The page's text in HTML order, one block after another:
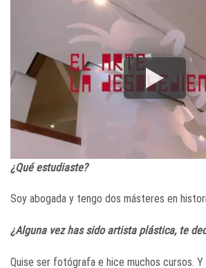
¿Qué estudiaste?
Soy abogada y tengo dos másteres en
¿Alguna vez has sido artista plástica, te
Quise ser fotógrafa e hice muchos cursos. Y